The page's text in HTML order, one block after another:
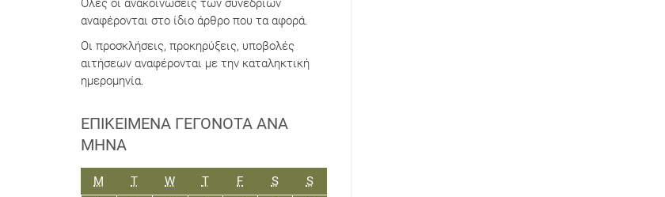
Όλες οι ανακοινώσεις των συνεδρίων
αναφέρονται στο ίδιο άρθρο που τα αφορά.
Οι προσκλήσεις, προκηρύξεις, υποβολές
αιτήσεων αναφέρονται με την καταληκτική
ημερομηνία.
ΕΠΙΚΕΊΜΕΝΑ ΓΕΓΟΝΌΤΑ ΑΝΆ
ΜΉΝΑ
M ΔΕΥΤΈΡΑ
TΤΡΊΤΗWΤΕΤΆΡΤΗ
TΠΈΜΠΤΗ
FΠΑΡΑΣΚΕΥΉ
SΣΆΒΒΑΤΟ
SΚΥΡΙΑΚΉ